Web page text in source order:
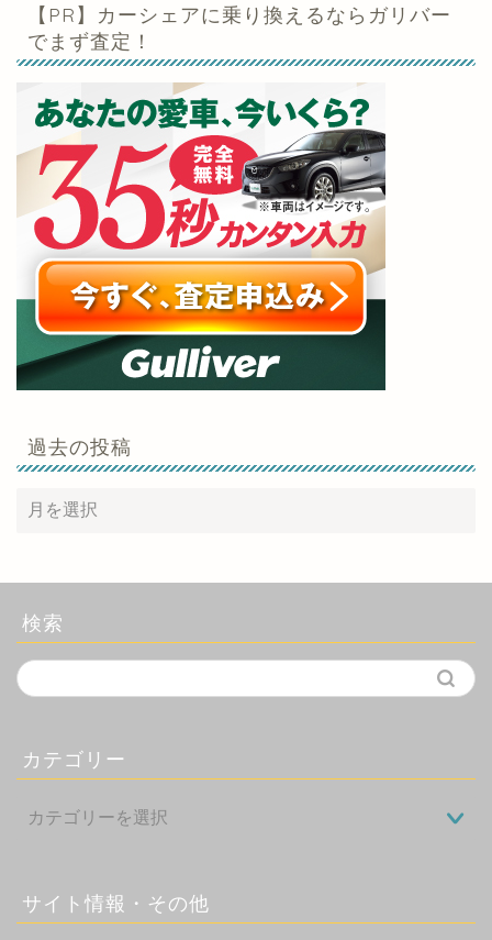
【PR】カーシェアに乗り換えるならガリバー
でまず査定！
過去の投稿
検索
カテゴリー
サイト情報・その他